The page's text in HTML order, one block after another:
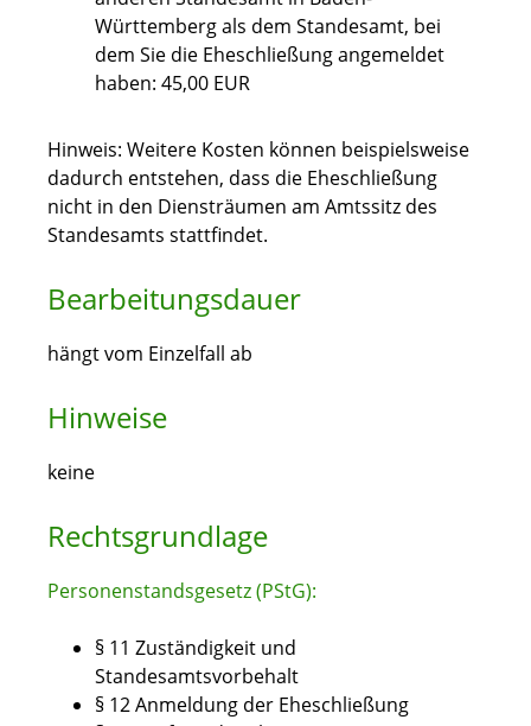
Württemberg als dem Standesamt, bei
dem Sie die Eheschließung angemeldet
haben: 45,00 EUR
Hinweis: Weitere Kosten können beispielsweise
dadurch entstehen, dass die Eheschließung
nicht in den Diensträumen am Amtssitz des
Standesamts stattfindet.
Bearbeitungsdauer
hängt vom Einzelfall ab
Hinweise
keine
Rechtsgrundlage
Personenstandsgesetz (PStG):
§ 11 Zuständigkeit und
Standesamtsvorbehalt
§ 12 Anmeldung der Eheschließung